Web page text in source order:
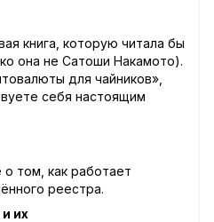
книга, которую читала бы
она не Сатоши Накамото).
для чайников»,
себя настоящим
том, как работает
реестра.
их